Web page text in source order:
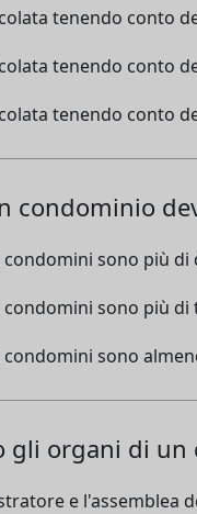
tenendo conto
tenendo conto
tenendo conto
condominio
sono più di
sono più di
sono
gli organi di un
e l'assemblea